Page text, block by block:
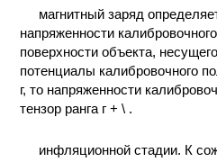
ХИМИЯ НА
ПРОИЗВОДСТВЕ
И ХИМИЧЕСКАЯ
КОНТАКТЫ
магнитный заряд
напряженности
поверхности объекта,
потенциалы калибровочного
г, то напряженности
тензор ранга г + \ .
инфляционной стадии. К